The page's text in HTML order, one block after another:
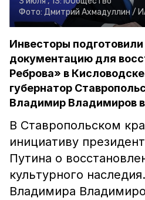
Фото: Дмитрий Ахмадуллин /
Инвесторы
документацию для
Реброва» в
губернатор
Владимир Владимиров
В Ставропольском
инициативу
Путина о
культурного
Владимира